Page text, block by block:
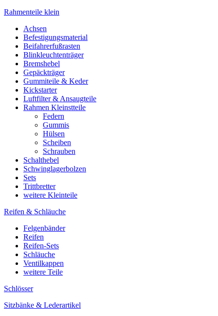
Rahmenteile klein
Achsen
Befestigungsmaterial
Beifahrerfußrasten
Blinkleuchtenträger
Bremshebel
Gepäckträger
Gummiteile & Keder
Kickstarter
Luftfilter & Ansaugteile
Rahmen Kleinstteile
Federn
Gummis
Hülsen
Scheiben
Schrauben
Schalthebel
Schwinglagerbolzen
Sets
Trittbretter
weitere Kleinteile
Reifen & Schläuche
Felgenbänder
Reifen
Reifen-Sets
Schläuche
Ventilkappen
weitere Teile
Schlösser
Sitzbänke & Lederartikel